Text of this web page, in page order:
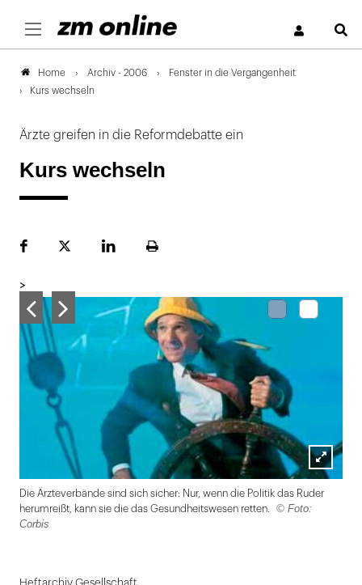
Home Archiv - 2006
Fenster in die Vergangenheit
Kurs wechseln
Ärzte greifen in die Reformdebatte ein
Kurs wechseln
FacebookPlattformLinekdInSeite
>
Lightbox
öffnen
Die Ärzteverbände sind sich sicher: Nur, wenn die Politik das Ruder
herumreißt, kann sie die das Gesundheitswesen retten.
© Foto:
Corbis
1Heftarchiv Gesellschaft